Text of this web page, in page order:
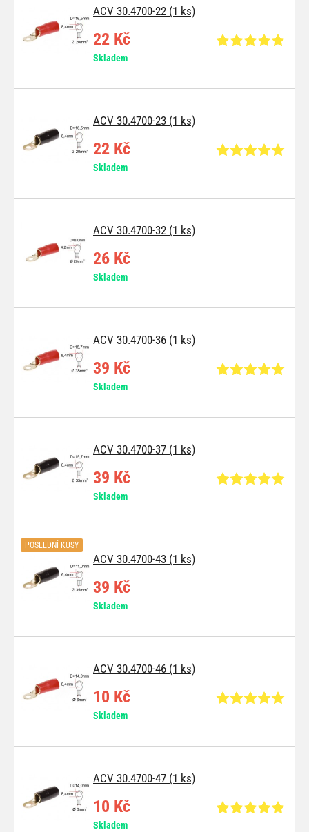
ACV 30.4700-22 (1 ks)
22 Kč
Skladem
ACV 30.4700-23 (1 ks)
22 Kč
Skladem
ACV 30.4700-32 (1 ks)
26 Kč
Skladem
ACV 30.4700-36 (1 ks)
39 Kč
Skladem
ACV 30.4700-37 (1 ks)
39 Kč
Skladem
ACV 30.4700-43 (1 ks)
POSLEDNÍ KUSY
39 Kč
Skladem
ACV 30.4700-46 (1 ks)
10 Kč
Skladem
ACV 30.4700-47 (1 ks)
10 Kč
Skladem